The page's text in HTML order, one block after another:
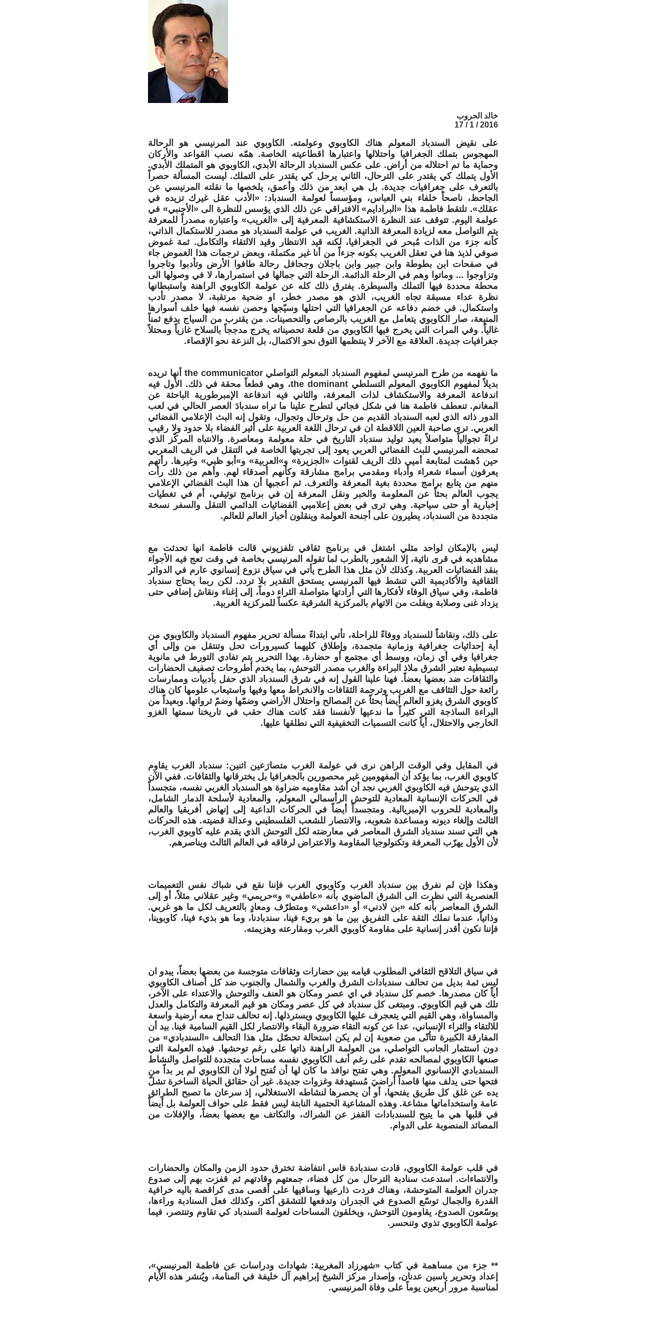
خالد الحروب
2016 / 1 / 17
على نقيض السندباد المعولم هناك الكاوبوي وعولمته. الكاوبوي عند المرنيسي هو الرحالة
المهجوس بتملك الجغرافيا واحتلالها واعتبارها اقطاعيته الخاصة. همّه نصب القواعد والأركان
وحماية ما تم احتلاله من أراض. على عكس السندباد الرحالة الأبدي، الكاوبوي هو المتملك الأبدي.
الأول يتملك كي يقتدر على الترحال، الثاني يرحل كي يقتدر على التملك. ليست المسألة حصراً
بالتعرف على جغرافيات جديدة. بل هي ابعد من ذلك وأعمق، يلخصها ما نقلته المرنيسي عن
الجاحظ، ناصحاً خلفاء بني العباس، ومؤسساً لعولمة السندباد: «الأدب عقل غيرك تزيده في
عقلك». تلتقط فاطمة هذا «البرادايم» الافتراقي عن ذلك الذي يؤسس للنظرة الى «الأجنبي» في
عولمة اليوم. تتوقف عند النظرة الاستكشافية المعرفية إلى «الغريب» واعتباره مصدراً للمعرفة
يتم التواصل معه لزيادة المعرفة الذاتية. الغريب في عولمة السندباد هو مصدر للاستكمال الذاتي،
كأنه جزء من الذات مُبحر في الجغرافيا، لكنه قيد الانتظار وقيد الالتقاء والتكامل. ثمة غموض
صوفي لذيذ هنا في تعقل الغريب بكونه جزءاً من أنا غير مكتملة، وبعض ترجمات هذا الغموض جاء
في صفحات ابن بطوطة وابن جبير وابن باجلان وجحافل رحالة طافوا الأرض وتأدبوا وتاجروا
وتزاوجوا ... وماتوا وهم في الرحلة الدائمة. الرحلة التي جمالها في استمرارها، لا في وصولها الى
محطة محددة فيها التملك والسيطرة. يفترق ذلك كله عن عولمة الكاوبوي الراهنة واستبطانها
نظرة عداء مسبقة تجاه الغريب، الذي هو مصدر خطر، او ضحية مرتقبة، لا مصدر تأدب
واستكمال. في خضم دفاعه عن الجغرافيا التي احتلها وسيّجها وحصن نفسه فيها خلف أسوارها
المنيعة، صار الكاوبوي يتعامل مع الغريب بالرصاص والتحصينات. من يقترب من السياج يدفع ثمناً
غالياً. وفي المرات التي يخرج فيها الكاوبوي من قلعة تحصيناته يخرج مدججاً بالسلاح غازياً ومحتلاً
جغرافيات جديدة. العلاقة مع الآخر لا ينتظمها التوق نحو الاكتمال، بل النزعة نحو الإقصاء.
ما نفهمه من طرح المرنيسي لمفهوم السندباد المعولم التواصلي the communicator أنها تريده
بديلاً لمفهوم الكاوبوي المعولم التسلطي the dominant، وهي قطعاً محقة في ذلك. الأول فيه
اندفاعة المعرفة والاستكشاف لذات المعرفة، والثاني فيه اندفاعة الإمبرطورية الباحثة عن
المغانم. تنعطف فاطمة هنا في شكل فجائي لتطرح علينا ما تراه سندبادَ العصر الحالي في لعب
الدور ذاته الذي لعبه السندباد القديم من حل وترحال وتجوال، وتقول إنه البث الإعلامي الفضائي
العربي. ترى صاحبة العين اللاقطة ان في ترحال اللغة العربية على أثير الفضاء بلا حدود ولا رقيب
ثراءً تجوالياً متواصلاً يعيد توليد سندباد التاريخ في حلة معولمة ومعاصرة. والانتباه المركّز الذي
تمحضه المرنيسي للبث الفضائي العربي يعود إلى تجربتها الخاصة في التنقل في الريف المغربي
حين دُهشت لمتابعة أميي ذلك الريف لقنوات «الجزيرة» و»العربية» و»أبو ظبي» وغيرها. رأتهم
يعرفون أسماء شعراء وأدباء ومقدمي برامج مشارقة وكأنهم أصدقاء لهم. وأهم من ذلك رأت
منهم من يتابع برامج محددة بغية المعرفة والتعرف. ثم أعجبها أن هذا البث الفضائي الإعلامي
يجوب العالم بحثاً عن المعلومة والخبر ونقل المعرفة إن في برنامج توثيقي، أم في تغطيات
إخبارية أو حتى سياحية. وهي ترى في بعض إعلاميي الفضائيات الدائمي التنقل والسفر نسخة
متجددة من السندباد، يطيرون على أجنحة العولمة وينقلون أخبار العالم للعالم.
ليس بالإمكان لواحد مثلي اشتغل في برنامج ثقافي تلفزيوني قالت فاطمة انها تحدثت مع
مشاهديه في قرى نائية، إلا الشعور بالطرب لما تقوله المرنيسي بخاصة في وقت تعج فيه الأجواء
بنقد الفضائيات العربية. وكذلك لأن مثل هذا الطرح يأتي في سياق نزوع إنسانوي عارم في الدوائر
الثقافية والأكاديمية التي تنشط فيها المرنيسي يستحق التقدير بلا تردد. لكن ربما يحتاج سندباد
فاطمة، وفي سياق الوفاء لأفكارها التي أرادتها متواصلة الثراء دوماً، إلى إغناء ونقاش إضافي حتى
يزداد غنى وصلابة ويفلت من الاتهام بالمركزية الشرقية عكساً للمركزية الغربية.
على ذلك، ونقاشاً للسندباد ووفاءً للراحلة، تأتي ابتداءً مسألة تحرير مفهوم السندباد والكاوبوي من
أية إحداثيات جغرافية وزمانية متجمدة، وإطلاق كليهما كسيرورات تحل وتنتقل من وإلى أي
جغرافيا وفي أي زمان، ووسط أي مجتمع أو حضارة. بهذا التحرير يتم تفادي التورط في مانوية
تبسيطية تعتبر الشرق ملاذ البراءة والغرب مصدر التوحش، بما يخدم أطروحات تصفيف الحضارات
والثقافات ضد بعضها بعضاً. فهنا علينا القول إنه في شرق السندباد الذي حفل بأدبيات وممارسات
رائعة حول التثاقف مع الغريب وترجمة الثقافات والانخراط معها وفيها واستيعاب علومها كان هناك
كاوبوي الشرق يغزو العالم أيضاً بحثاً عن المصالح واحتلال الأراضي وضمّها وضمّ ثرواتها. وبعيداً من
البراءة الساذجة التي كثيراً ما ندعيها لأنفسنا فقد كانت هناك حقب في تاريخنا سمتها الغزو
الخارجي والاحتلال، أياً كانت التسميات التخفيفية التي نطلقها عليها.
في المقابل وفي الوقت الراهن نرى في عولمة الغرب متصارَعين اثنين: سندباد الغرب يقاوم
كاوبوي الغرب، بما يؤكد أن المفهومين غير محصورين بالجغرافيا بل يخترقانها والثقافات. ففي الآن
الذي يتوحش فيه الكاوبوي الغربي نجد أن أشد مقاوميه ضراوة هو السندباد الغربي نفسه، متجسداً
في الحركات الإنسانية المعادية للتوحش الرأسمالي المعولم، والمعادية لأسلحة الدمار الشامل،
والمعادية للحروب الإمبريالية. ومتجسداً أيضاً في الحركات الداعية إلى إنهاض أفريقيا والعالم
الثالث وإلغاء ديونه ومساعدة شعوبه، والانتصار للشعب الفلسطيني وعدالة قضيته. هذه الحركات
هي التي تسند سندباد الشرق المعاصر في معارضته لكل التوحش الذي يقدم عليه كاوبوي الغرب،
لأن الأول يهرّب المعرفة وتكنولوجيا المقاومة والاعتراض لرفاقه في العالم الثالث ويناصرهم.
وهكذا فإن لم نفرق بين سندباد الغرب وكاوبوي الغرب فإننا نقع في شباك نفس التعميمات
العنصرية التي نظرت الى الشرق الماضوي بأنه «عاطفي» و»حريمي» وغير عقلاني مثلاً، أو إلى
الشرق المعاصر بأنه كله «بن لادني» أو «داعشي» ومتطرّف ومعادٍ بالتعريف لكل ما هو غربي.
وذاتياً، عندما نملك الثقة على التفريق بين ما هو بريء فينا، سندبادنا، وما هو بذيء فينا، كاوبوينا،
فإننا نكون أقدر إنسانية على مقاومة كاوبوي الغرب ومقارعته وهزيمته.
في سياق التلاقح الثقافي المطلوب قيامه بين حضارات وثقافات متوجسة من بعضها بعضاً، يبدو ان
ليس ثمة بديل من تحالف سندبادات الشرق والغرب والشمال والجنوب ضد كل أصناف الكاوبوي
أياً كان مصدرها. خصم كل سندباد في اي عصر ومكان هو العنف والتوحش والاعتداء على الآخر،
تلك هي قيم الكاوبوي. ومبتغى كل سندباد في كل عصر ومكان هو قيم المعرفة والتكامل والعدل
والمساواة، وهي القيم التي يتعجرف عليها الكاوبوي ويسترذلها. إنه تحالف تنداح معه أرضية واسعة
للالتقاء والثراء الإنساني، عدا عن كونه التقاء ضرورة البقاء والانتصار لكل القيم السامية فينا. بيد أن
المفارقة الكبيرة تتأتّى من صعوبة إن لم يكن استحالة تحصّل مثل هذا التحالف «السندبادي» من
دون استثمار الجانب التواصلي، من العولمة الراهنة ذاتها على رغم توحشها. فهذه العولمة التي
صنعها الكاوبوي لمصالحه تقدم على رغم أنف الكاوبوي نفسه مساحات متجددة للتواصل والنشاط
السندبادي الإنسانوي المعولم. وهي تفتح نوافذ ما كان لها أن تُفتح لولا أن الكاوبوي لم ير بداً من
فتحها حتى يدلف منها قاصداً أراضيَ مُستهدفة وغزوات جديدة. غير أن حقائق الحياة الساخرة تشلّ
يده عن غلق كل طريق يفتحها، أو أن يحصرها لنشاطه الاستغلالي، إذ سرعان ما تصبح الطرائق
عامة واستخداماتها مشاعة. وهذه المشاعية الحتمية النابتة ليس فقط على حواف العولمة بل أيضاً
في قلبها هي ما يتيح للسندبادات القفز عن الشراك، والتكاتف مع بعضها بعضاً، والإفلات من
المصائد المنصوبة على الدوام.
في قلب عولمة الكاوبوي، قادت سندبادة فاس انتفاضة تخترق حدود الزمن والمكان والحضارات
والانتماءات. استدعت سنادبة الترحال من كل فضاء، جمعتهم وقادتهم ثم قفزت بهم إلى صدوع
جدران العولمة المتوحشة، وهناك فردت ذارعيها وساقيها على أقصى مدى كراقصة باليه خرافية
القدرة والجمال توسّع الصدوع في الجدران وتدفعها للتشقق أكثر، وكذلك فعل السنادبة وراءها،
يوسّعون الصدوع، يقاومون التوحش، ويخلقون المساحات لعولمة السندباد كي تقاوم وتنتصر، فيما
عولمة الكاوبوي تذوي وتنحسر.
** جزء من مساهمة في كتاب «شهرزاد المغربية: شهادات ودراسات عن فاطمة المرنيسي»،
إعداد وتحرير ياسين عدنان، وإصدار مركز الشيخ إبراهيم آل خليفة في المنامة، ويُنشر هذه الأيام
لمناسبة مرور أربعين يوماً على وفاة المرنيسي.